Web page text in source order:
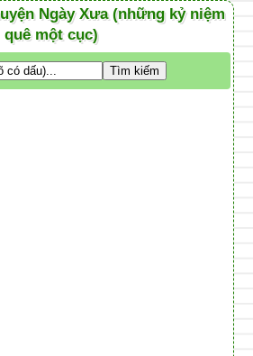
Ngày Xưa (những kỷ niệm
quê một cục)